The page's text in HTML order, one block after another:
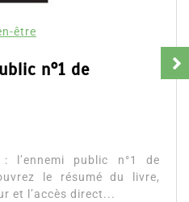
être
n°1 de
l’ennemi public n°1 de
le résumé du livre,
et l’accès direct...